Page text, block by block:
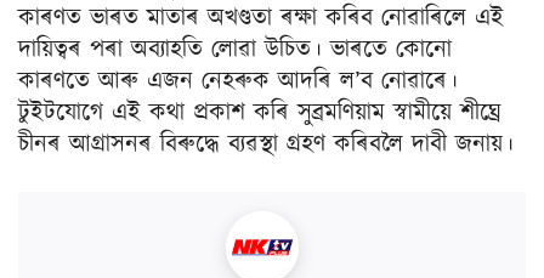
কাৰণত ভাৰত মাতাৰ অখণ্ডতা ৰক্ষা কৰিব নোৱাৰিলে এই
দায়িত্বৰ পৰা অব্যাহতি লোৱা উচিত। ভাৰতে কোনো
কাৰণতে আৰু এজন নেহৰুক আদৰি ল’ব নোৱাৰে।
টুইটযোগে এই কথা প্ৰকাশ কৰি সুব্ৰমণিয়াম স্বামীয়ে শীঘ্ৰে
চীনৰ আগ্ৰাসনৰ বিৰুদ্ধে ব্যৱস্থা গ্ৰহণ কৰিবলৈ দাবী জনায়।